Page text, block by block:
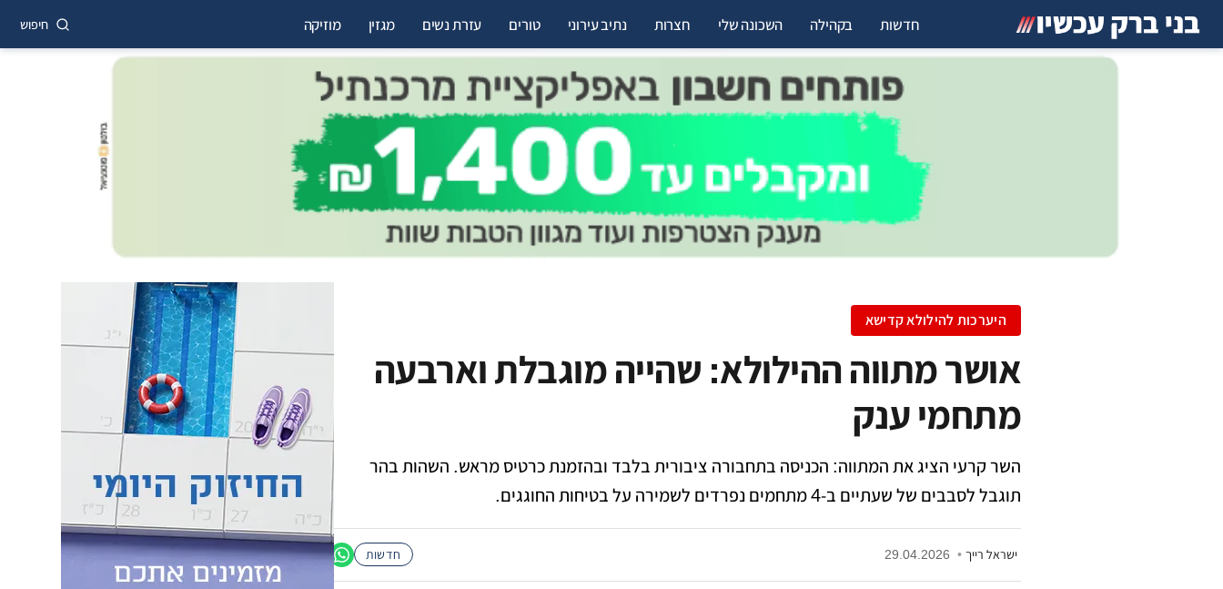
חדשות בקהילה השכונה שלי חצרות נתיב עירוני טורים עזרת נשים מגזין מוזיקה חיפוש
היערכות להילולא קדישא
אושר מתווה ההילולא: שהייה מוגבלת וארבעה
מתחמי ענק
השר קרעי הציג את המתווה: הכניסה בתחבורה ציבורית בלבד ובהזמנת כרטיס מראש. השהות בהר
תוגבל לסבבים של שעתיים ב-4 מתחמים נפרדים לשמירה על בטיחות החוגגים.
ישראל רייך •
29.04.2026 חדשות